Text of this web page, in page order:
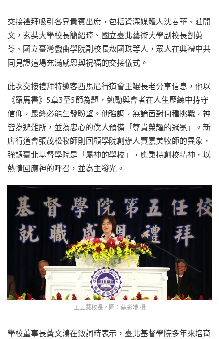
交接禮拜吸引各界貴賓出席，包括資深媒體人沈春華、莊開
文，玄奘大學校長簡紹琦、國立臺北藝術大學副校長劉蕙
苓、國立臺灣戲曲學院副校長敖國珠等人，眾人在典禮中共
同見證這場充滿感恩與祝福的交接儀式。
此次交接禮拜特邀客西馬尼行道會王鯤長老分享信息，他以
《羅馬書》5章3至5節為題，勉勵與會者在人生歷練中持守
信仰，最終必能生發盼望。他強調，無論面對何種挑戰，神
皆為避難所，並為忠心的僕人預備「尊貴榮耀的冠冕」。新
店行道會張茂松牧師則回顧學院創辦人賈嘉美牧師的異象，
強調臺北基督學院是「屬神的學校」，應秉持創校精神，以
熱情回應神的呼召，並為主發光。
王正慧校長。圖：蘇彩娥 攝
學校董事長黃文鴻在致詞時表示，臺北基督學院多年來培育